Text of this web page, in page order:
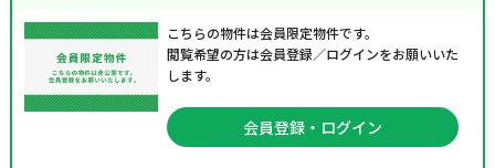
こちらの物件は会員限定物件です。
閲覧希望の方は会員登録／ログインをお願いいた
します。
会員登録・ログイン